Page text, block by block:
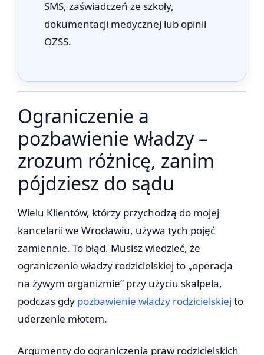
SMS, zaświadczeń ze szkoły,
dokumentacji medycznej lub opinii
OZSS.
Ograniczenie a
pozbawienie władzy –
zrozum różnicę, zanim
pójdziesz do sądu
Wielu Klientów, którzy przychodzą do mojej
kancelarii we Wrocławiu, używa tych pojęć
zamiennie. To błąd. Musisz wiedzieć, że
ograniczenie władzy rodzicielskiej to „operacja
na żywym organizmie” przy użyciu skalpela,
podczas gdy pozbawienie władzy rodzicielskiej to
uderzenie młotem.
Argumenty do ograniczenia praw rodzicielskich